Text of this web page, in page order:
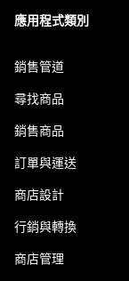
應用程式類別
銷售管道
尋找商品
銷售商品
訂單與運送
商店設計
行銷與轉換
商店管理